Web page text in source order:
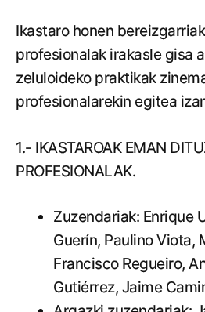
Ikastaro honen
profesionalak irakasle gisa
zeluloideko praktikak
profesionalarekin egitea
1.- IKASTAROAK EMAN
PROFESIONALAK.
Zuzendariak: Enrique
Guerín, Paulino Viota,
Francisco Regueiro,
Gutiérrez, Jaime